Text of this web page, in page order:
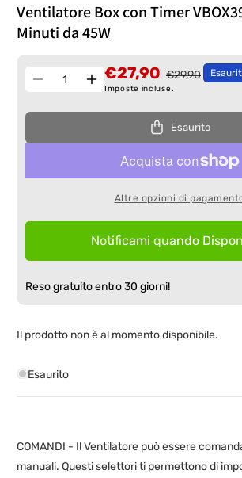
Ventilatore Box con Timer
Minuti da 45W
Diminuisci
fino
da
Quantità
Aumenta
Ventilatore
VBOX39T
fino
a
da
€27,90 €29,90
Imposte incluse.
Esaurito
Altre opzioni di
Notificami quando
Reso gratuito entro 30 giorni!
Il prodotto non è al momento disponibile.
Esaurito
COMANDI - Il Ventilatore può essere
manuali. Questi selettori ti permettono di